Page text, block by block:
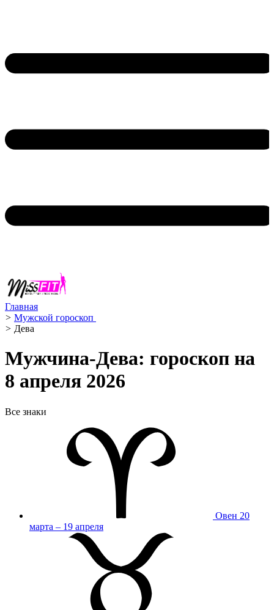
Главная
> Мужской гороскоп ️
> Дева ️
Мужчина-Дева: гороскоп на
8 апреля 2026
Все знаки
Овен 20
марта – 19 апреля